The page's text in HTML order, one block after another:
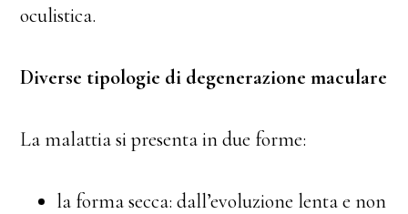
oculistica.
Diverse tipologie di degenerazione maculare
La malattia si presenta in due forme:
la forma secca: dall’evoluzione lenta e non